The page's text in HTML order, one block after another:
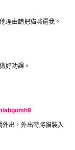
理由請把貓咪還我。
好功課。
abgomh9
出，外出時將貓裝入